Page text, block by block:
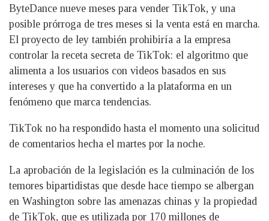
ByteDance nueve meses para vender TikTok, y una
posible prórroga de tres meses si la venta está en marcha.
El proyecto de ley también prohibiría a la empresa
controlar la receta secreta de TikTok: el algoritmo que
alimenta a los usuarios con videos basados en sus
intereses y que ha convertido a la plataforma en un
fenómeno que marca tendencias.
TikTok no ha respondido hasta el momento una solicitud
de comentarios hecha el martes por la noche.
La aprobación de la legislación es la culminación de los
temores bipartidistas que desde hace tiempo se albergan
en Washington sobre las amenazas chinas y la propiedad
de TikTok, que es utilizada por 170 millones de